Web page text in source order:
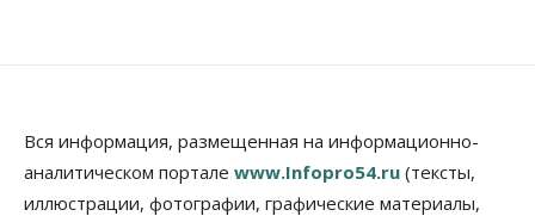
Бизнес
Кафе японской кухни в Новосибирске закрыли на
45 дней
10 Августа 2026, 14:45
Вся информация, размещенная на информационно-
аналитическом портале www.Infopro54.ru (тексты,
иллюстрации, фотографии, графические материалы,